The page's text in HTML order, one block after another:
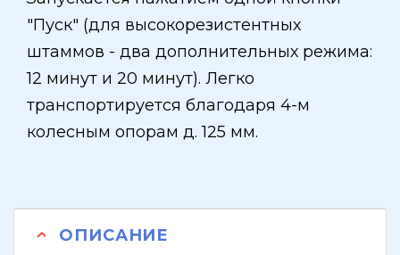
"Пуск" (для высокорезистентных
штаммов - два дополнительных режима:
12 минут и 20 минут). Легко
транспортируется благодаря 4-м
колесным опорам д. 125 мм.
ОПИСАНИЕ